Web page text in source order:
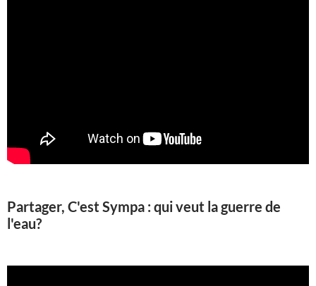
Partager, C'est Sympa : qui veut la guerre de
l'eau?